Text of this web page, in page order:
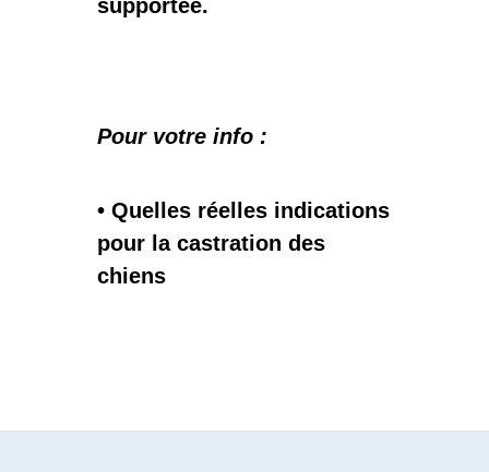
supportée.
Pour votre info :
• Quelles réelles indications
pour la castration des
chiens